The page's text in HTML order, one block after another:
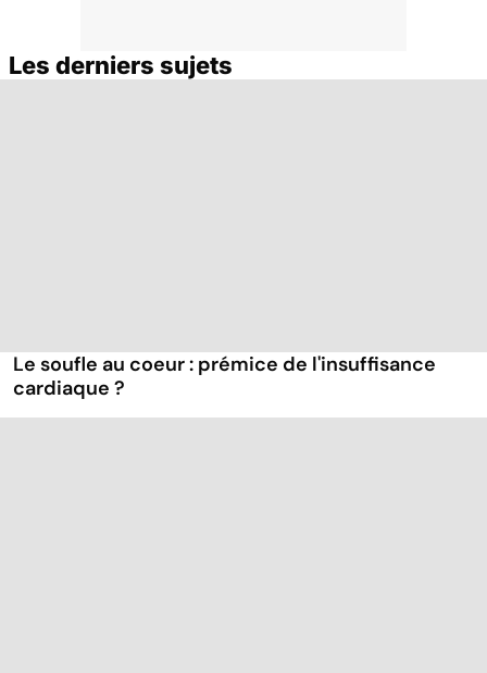
Les derniers sujets
Le soufle au coeur : prémice de l'insuffisance
cardiaque ?